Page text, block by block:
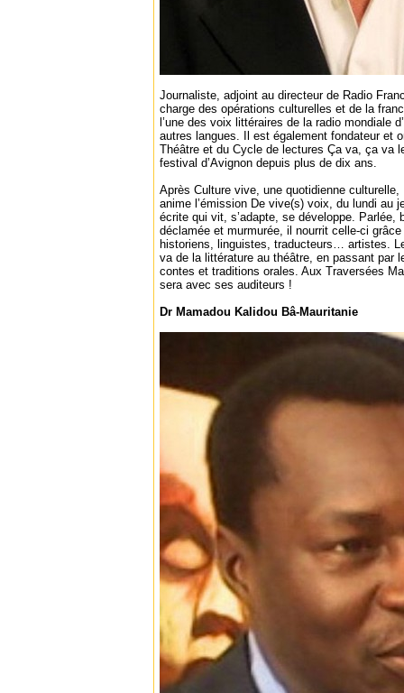
Journaliste, adjoint au directeur de Radio
charge des opérations culturelles et de la
l’une des voix littéraires de la radio mondiale
autres langues. Il est également fondateur et
Théâtre et du Cycle de lectures Ça va, ça va
festival d’Avignon depuis plus de dix ans.
Après Culture vive, une quotidienne
anime l’émission De vive(s) voix, du lundi au
écrite qui vit, s’adapte, se développe. Parlée,
déclamée et murmurée, il nourrit celle-ci
historiens, linguistes, traducteurs… artistes.
va de la littérature au théâtre, en passant par
contes et traditions orales. Aux Traversées
sera avec ses auditeurs !
Dr Mamadou Kalidou Bâ-Mauritanie